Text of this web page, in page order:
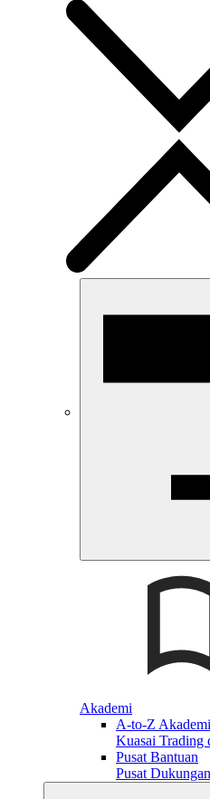
Akademi
A-to-Z Akademi
Kuasai Trading
Pusat Bantuan
Pusat